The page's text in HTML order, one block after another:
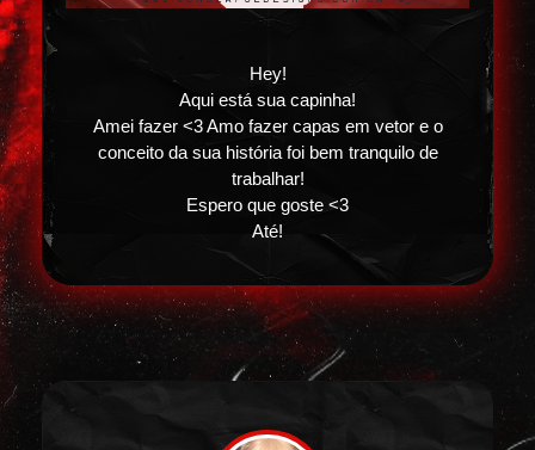
Hey!
Aqui está sua capinha!
Amei fazer <3 Amo fazer capas em vetor e o
conceito da sua história foi bem tranquilo de
trabalhar!
Espero que goste <3
Até!